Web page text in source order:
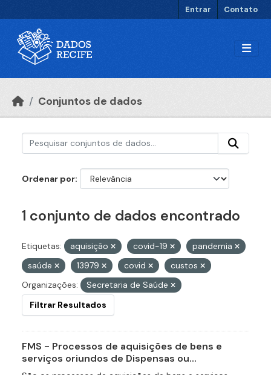
Entrar Contato
Conjuntos de dados
Ordenar por
1 conjunto de dados encontrado
Etiquetas: aquisição covid-19
pandemia
saúde
13979 covid
custos
Organizações:
Secretaria de Saúde
Filtrar Resultados
FMS - Processos de aquisições de bens e
serviços oriundos de Dispensas ou...